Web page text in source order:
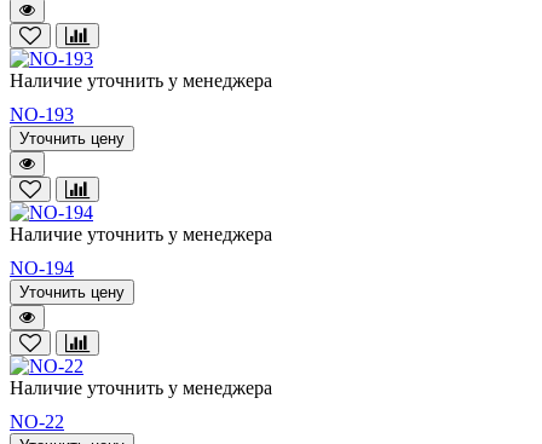
Наличие уточнить у менеджера
NO-193
Уточнить цену
Наличие уточнить у менеджера
NO-194
Уточнить цену
Наличие уточнить у менеджера
NO-22